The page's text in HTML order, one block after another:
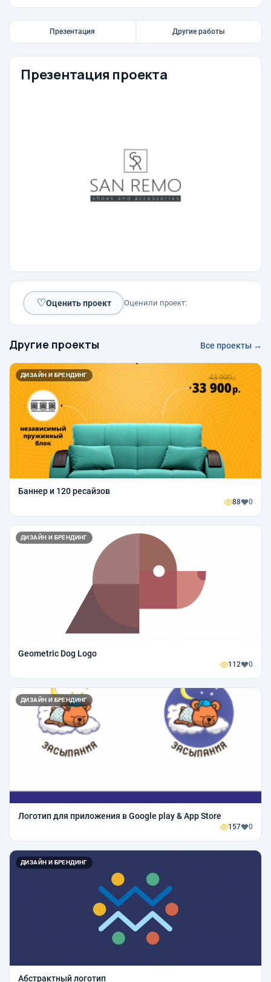
Презентация Другие работы
Презентация проекта
♡Оценить проект Оценили проект:
Другие проекты Все проекты →
ДИЗАЙН И БРЕНДИНГ
Баннер и 120 ресайзов
88 0
ДИЗАЙН И БРЕНДИНГ
Geometric Dog Logo
112 0
ДИЗАЙН И БРЕНДИНГ
Логотип для приложения в Google play & App Store
157 0
ДИЗАЙН И БРЕНДИНГ
Абстрактный логотип